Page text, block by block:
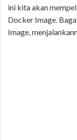
ini kita akan
Docker Image.
Image,